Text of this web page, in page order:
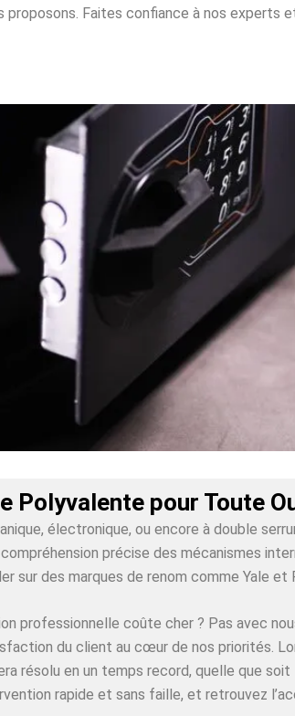
Faites confiance à nos experts
Polyvalente pour Toute
électronique, ou encore à double
précise des mécanismes
sur des marques de renom comme Yale
professionnelle coûte cher ? Pas avec
du client au cœur de nos priorités.
résolu en un temps record, quelle que
rapide et sans faille, et retrouvez